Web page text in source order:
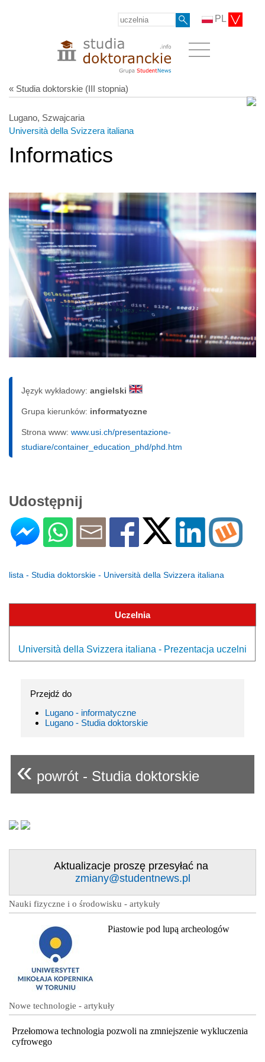
PL
« Studia doktorskie (III stopnia)
Lugano, Szwajcaria
Università della Svizzera italiana
Informatics
Język wykładowy: angielski
Grupa kierunków: informatyczne
Strona www: www.usi.ch/presentazione-
studiare/container_education_phd/phd.htm
Udostępnij
lista - Studia doktorskie - Università della Svizzera italiana
Uczelnia
Università della Svizzera italiana - Prezentacja uczelni
Przejdź do
Lugano - informatyczne
Lugano - Studia doktorskie
« powrót - Studia doktorskie
Aktualizacje proszę przesyłać na
zmiany@studentnews.pl
Nauki fizyczne i o środowisku - artykuły
Piastowie pod lupą archeologów
Nowe technologie - artykuły
Przełomowa technologia pozwoli na zmniejszenie wykluczenia
cyfrowego